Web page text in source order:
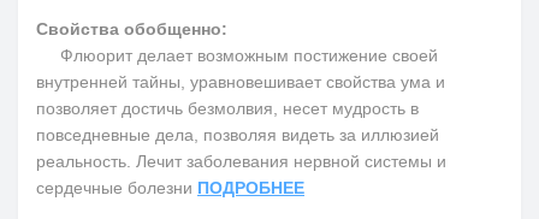
Свойства обобщенно:
Флюорит делает возможным постижение своей
внутренней тайны, уравновешивает свойства ума и
позволяет достичь безмолвия, несет мудрость в
повседневные дела, позволяя видеть за иллюзией
реальность. Лечит заболевания нервной системы и
сердечные болезни ПОДРОБНЕЕ